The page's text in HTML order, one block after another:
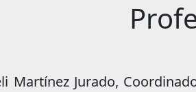
Martínez Jurado,